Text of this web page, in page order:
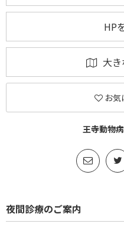
HP
大
お
王寺動物
夜間診療のご案内